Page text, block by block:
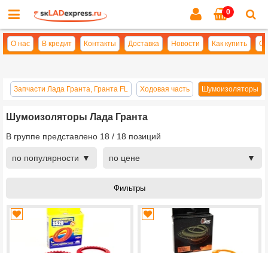
0
О нас В кредит Контакты Доставка Новости Как купить
Запчасти Лада Гранта, Гранта FL Ходовая часть Шумоизоляторы
Шумоизоляторы Лада Гранта
В группе представлено 18 / 18 позиций
по популярности по цене